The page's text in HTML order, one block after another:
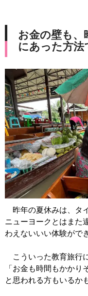
お金の壁も、
にあった方
昨年の夏休みは、タ
ニューヨークとはまた
わえないいい体験がで
こういった教育旅行
「お金も時間もかかり
と思われる方もいるか